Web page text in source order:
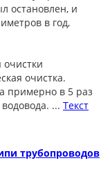
остановлен, и
в год,
очистки
очистка.
примерно в 5 раз
... Текст
трубопроводов